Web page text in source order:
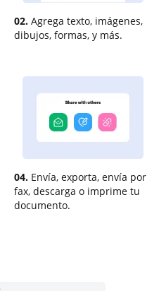
02. Agrega texto, imágenes,
dibujos, formas, y más.
04. Envía, exporta, envía por
fax, descarga o imprime tu
documento.